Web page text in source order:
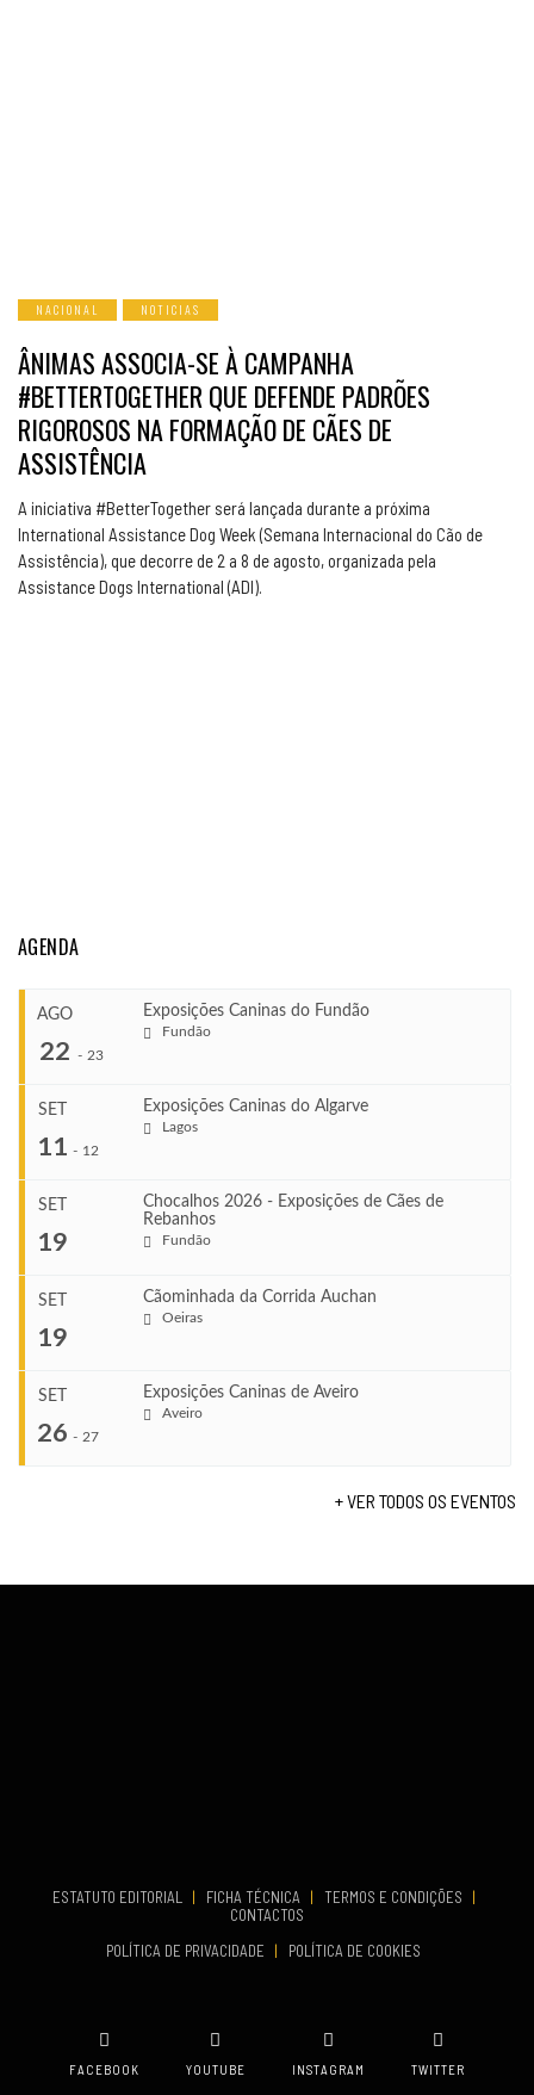
NACIONAL NOTICIAS
ÂNIMAS ASSOCIA-SE À CAMPANHA
#BETTERTOGETHER QUE DEFENDE PADRÕES
RIGOROSOS NA FORMAÇÃO DE CÃES DE
ASSISTÊNCIA
A iniciativa #BetterTogether será lançada durante a próxima
International Assistance Dog Week (Semana Internacional do Cão de
Assistência), que decorre de 2 a 8 de agosto, organizada pela
Assistance Dogs International (ADI).
AGENDA
AGO
22 - 23
Exposições Caninas do Fundão
Fundão
Ago 22, 2026
Ago 23, 2026
VENUE
SET
11 - 12
Exposições Caninas do Algarve
Lagos
Set 11, 2026
Set 12, 2026
VENUE
SET
19
Chocalhos 2026 - Exposições de Cães de
Rebanhos
Fundão
Set 19, 2026
SET
19
Cãominhada da Corrida Auchan
Oeiras
SET
26 - 27
Exposições Caninas de Aveiro
Aveiro
+ VER TODOS OS EVENTOS
ESTATUTO EDITORIAL | FICHA TÉCNICA | TERMOS E CONDIÇÕES
|
CONTACTOS
POLÍTICA DE PRIVACIDADE
| POLÍTICA DE COOKIES
FACEBOOK YOUTUBE INSTAGRAM TWITTER